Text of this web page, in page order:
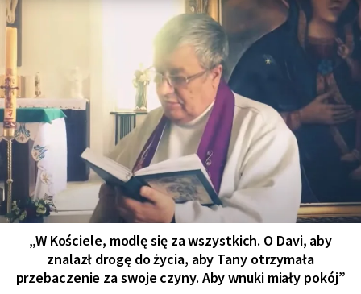
„W Kościele, modlę się za wszystkich. O Davi, aby
znalazł drogę do życia, aby Tany otrzymała
przebaczenie za swoje czyny. Aby wnuki miały pokój”